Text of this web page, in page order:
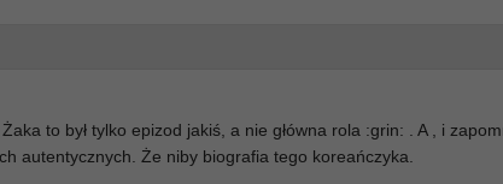
to był tylko epizod jakiś, a nie główna rola :grin: . A , i
autentycznych. Że niby biografia tego koreańczyka.